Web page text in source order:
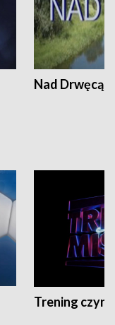
Nad Drwęcą
Trening czyni